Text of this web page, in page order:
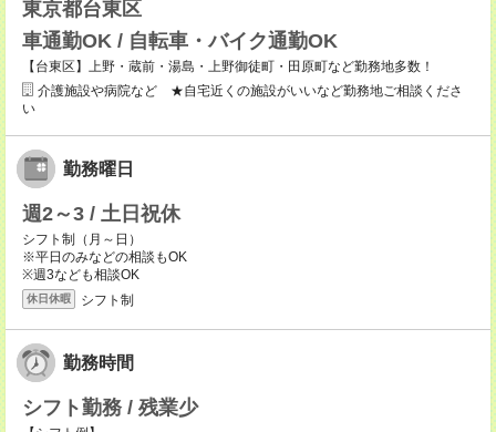
東京都台東区
車通勤OK / 自転車・バイク通勤OK
【台東区】上野・蔵前・湯島・上野御徒町・田原町など勤務地多数！
介護施設や病院など ★自宅近くの施設がいいなど勤務地ご相談くださ
い
勤務曜日
週2～3 / 土日祝休
シフト制（月～日）
※平日のみなどの相談もOK
※週3なども相談OK
休日休暇 シフト制
勤務時間
シフト勤務 / 残業少